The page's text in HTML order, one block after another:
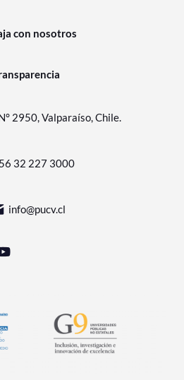
con nosotros
2950, Valparaíso, Chile.
56 32 227 3000
info@pucv.cl